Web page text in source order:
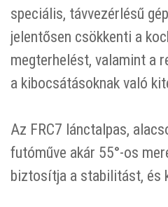
speciális, távvezérlésű
jelentősen csökkenti a
megterhelést, valamint a
a kibocsátásoknak való
Az FRC7 lánctalpas,
futóműve akár 55°-os
biztosítja a stabilitást, és